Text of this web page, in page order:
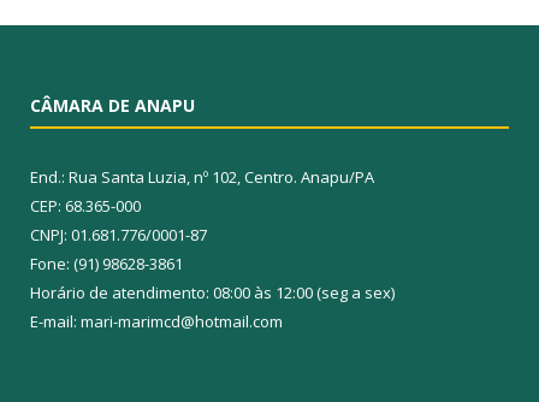
CÂMARA DE ANAPU
End.: Rua Santa Luzia, nº 102, Centro. Anapu/PA
CEP: 68.365-000
CNPJ: 01.681.776/0001-87
Fone: (91) 98628-3861
Horário de atendimento: 08:00 às 12:00 (seg a sex)
E-mail: mari-marimcd@hotmail.com